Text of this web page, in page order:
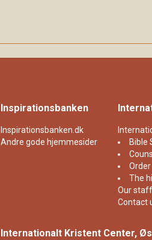
Inspirationsbanken
Inspirationsbanken.dk
Andre gode hjemmesider
Bible
The
Our staff
Contact
Internationalt Kristent Center,